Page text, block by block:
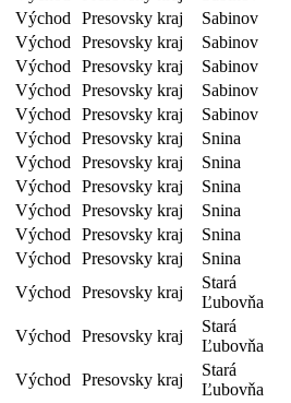
Východ
Presovsky kraj Sabinov
Východ
Presovsky kraj Sabinov
Východ
Presovsky kraj Sabinov
Východ
Presovsky kraj Sabinov
Východ
Presovsky kraj Sabinov
Východ
Presovsky kraj Snina
Východ
Presovsky kraj Snina
Východ
Presovsky kraj Snina
Východ
Presovsky kraj Snina
Východ
Presovsky kraj Snina
Východ
Presovsky kraj Snina
Východ
Presovsky kraj
Stará
Ľubovňa
Východ Presovsky kraj
Stará
Ľubovňa
Východ Presovsky kraj
Stará
Ľubovňa